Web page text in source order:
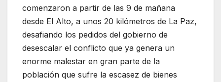
comenzaron a partir de las 9 de mañana
desde El Alto, a unos 20 kilómetros de La Paz,
desafiando los pedidos del gobierno de
desescalar el conflicto que ya genera un
enorme malestar en gran parte de la
población que sufre la escasez de bienes